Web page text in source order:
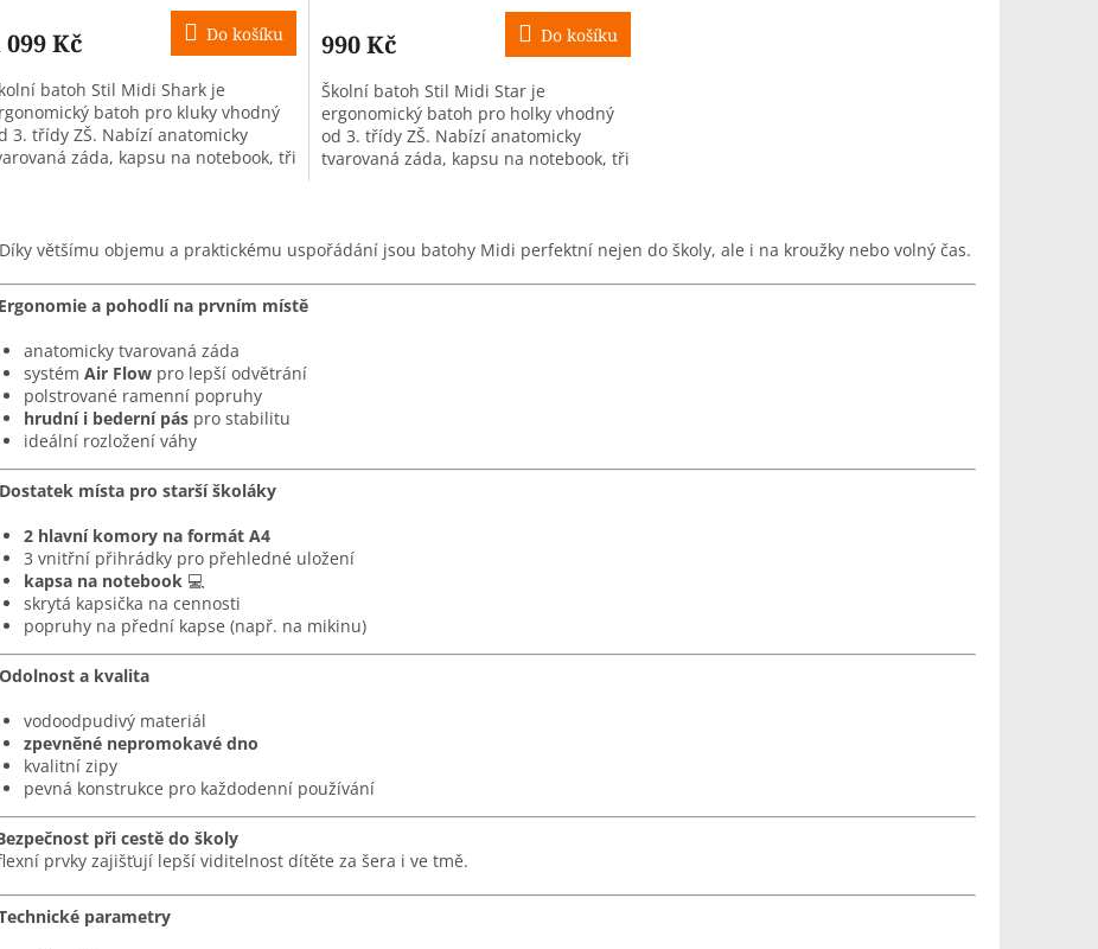
099 Kč Do košíku
batoh Stil Midi Shark je
batoh pro kluky vhodný
3. třídy ZŠ. Nabízí anatomicky
záda, kapsu na notebook, tři
990 Kč Do košíku
Školní batoh Stil Midi Star je
ergonomický batoh pro holky vhodný
od 3. třídy ZŠ. Nabízí anatomicky
tvarovaná záda, kapsu na notebook, tři
l
á
většímu objemu a praktickému uspořádání jsou batohy Midi perfektní nejen do školy, ale i na kroužky nebo volný čas.
Ergonomie a pohodlí na prvním místě
anatomicky tvarovaná záda
systém Air Flow pro lepší odvětrání
polstrované ramenní popruhy
hrudní i bederní pás pro stabilitu
ideální rozložení váhy
Dostatek místa pro starší školáky
2 hlavní komory na formát A4
3 vnitřní přihrádky pro přehledné uložení
kapsa na notebook 💻
skrytá kapsička na cennosti
popruhy na přední kapse (např. na mikinu)
Odolnost a kvalita
vodoodpudivý materiál
zpevněné nepromokavé dno
kvalitní zipy
pevná konstrukce pro každodenní používání
při cestě do školy
prvky zajišťují lepší viditelnost dítěte za šera i ve tmě.
parametry